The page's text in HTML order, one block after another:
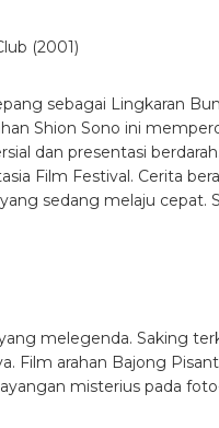
bisa membunuh
film lawas dari
dari Mak seorang
hantu. Kekuatan alam
beberapa sutradara
Filmdari IDS |